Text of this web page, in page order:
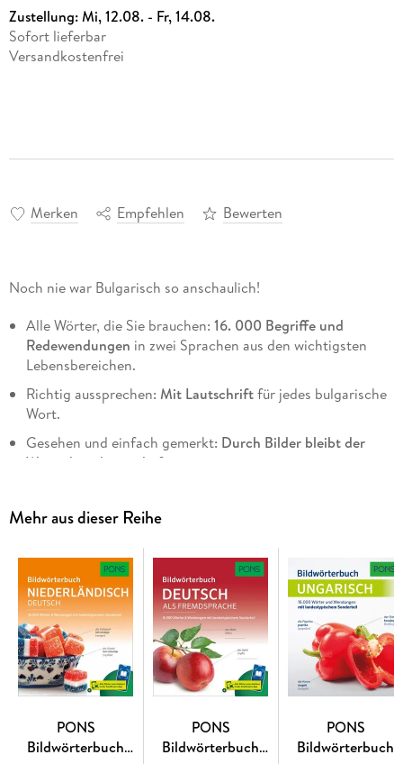
Zustellung:Mi, 12.08. - Fr, 14.08.
Sofort lieferbar
Versandkostenfrei
Merken Empfehlen Bewerten
Noch nie war Bulgarisch so anschaulich!
Alle Wörter, die Sie brauchen: 16. 000 Begriffe und
Redewendungen in zwei Sprachen aus den wichtigsten
Lebensbereichen.
Richtig aussprechen: Mit Lautschriftfür jedes bulgarische
Wort.
Gesehen und einfach gemerkt: Durch Bilder bleibt der
Wortschatz besser haften
richtige Wort nachschlagen.
Mehr aus dieser Reihe
PONS
Bildwörterbuch
PONS
Bildwörterbuch
PONS
Bildwörterbuch